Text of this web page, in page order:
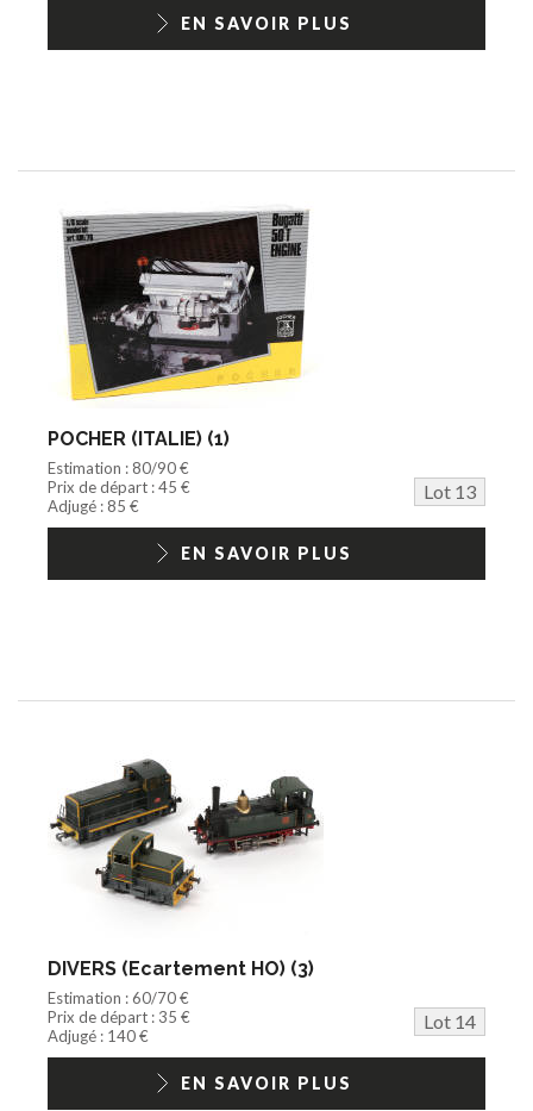
EN SAVOIR PLUS
POCHER (ITALIE) (1)
Estimation : 80/90 €
Prix de départ : 45 €
Lot 13
Adjugé : 85 €
EN SAVOIR PLUS
DIVERS (Ecartement HO) (3)
Estimation : 60/70 €
Prix de départ : 35 €
Lot 14
Adjugé : 140 €
EN SAVOIR PLUS